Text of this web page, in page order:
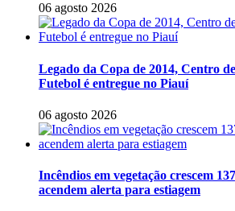
06 agosto 2026
Legado da Copa de 2014, Centro
Futebol é entregue no Piauí
06 agosto 2026
Incêndios em vegetação crescem
acendem alerta para estiagem